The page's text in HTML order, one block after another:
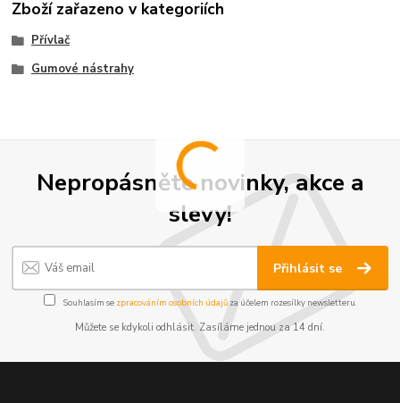
Zboží zařazeno v kategoriích
Přívlač
Gumové nástrahy
Nepropásněte novinky, akce a
slevy!
Přihlásit se
Souhlasím se zpracováním osobních údajůza účelem rozesílky newsletteru.
Můžete se kdykoli odhlásit. Zasíláme jednou za 14 dní.